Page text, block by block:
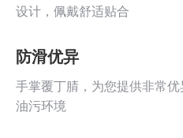
设计，佩戴舒适贴合
防滑优异
手掌覆丁腈，为您提供非常
油污环境